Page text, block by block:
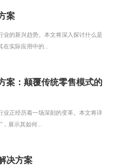
案
业的新兴趋势。本文将深入探讨什么是
在实际应用中的...
案：颠覆传统零售模式的
业正经历着一场深刻的变革。本文将详
，展示其如何...
决方案